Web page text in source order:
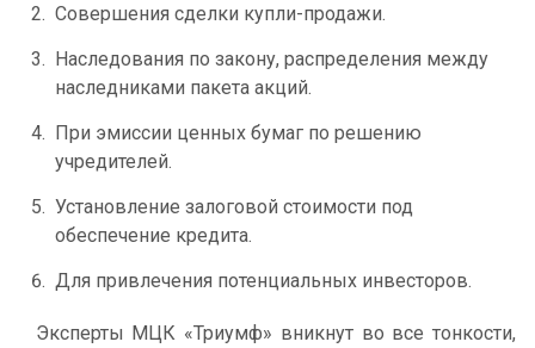
Совершения сделки купли-продажи.
Наследования по закону, распределения между
наследниками пакета акций.
При эмиссии ценных бумаг по решению
учредителей.
Установление залоговой стоимости под
обеспечение кредита.
Для привлечения потенциальных инвесторов.
Эксперты МЦК «Триумф» вникнут во все тонкости,